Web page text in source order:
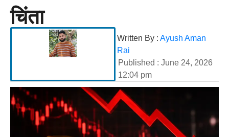
चिंता
Written By : Ayush Aman
Rai
Published : June 24, 2026
12:04 pm